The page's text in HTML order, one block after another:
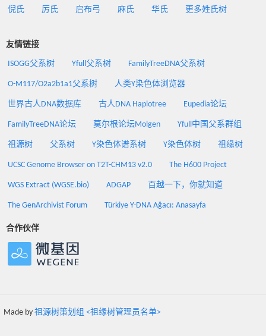
倪氏 厉氏 启布弓 麻氏 华氏 更多姓氏树
友情链接
ISOGG父系树 Yfull父系树 FamilyTreeDNA父系树
O-M117/O2a2b1a1父系树 人类Y染色体浏览器
世界古人DNA数据库 古人DNA Haplotree Eupedia论坛
FamilyTreeDNA论坛 莫尔根论坛Molgen Yfull中国父系群组
祖源树 父系树 Y染色体谱系树 Y染色体树 祖缘树
UCSC Genome Browser on T2T-CHM13 v2.0 The H600 Project
WGS Extract (WGSE.bio) ADGAP 百越一下，你就知道
The GenArchivist Forum Türkiye Y-DNA Ağacı: Anasayfa
合作伙伴
Made by 祖源树策划组 <祖缘树管理员名单>